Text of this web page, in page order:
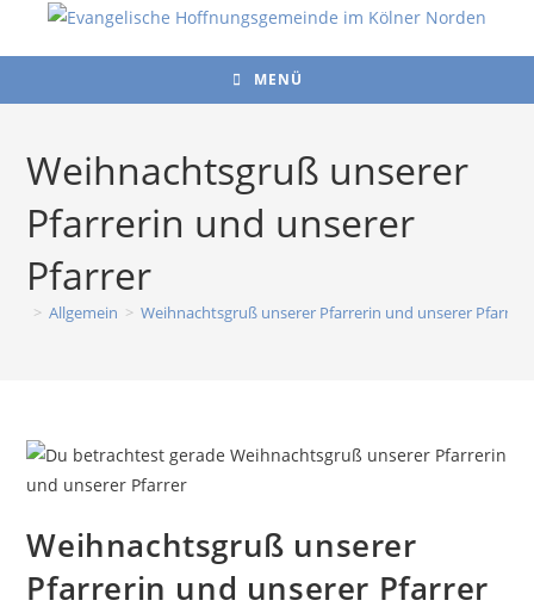
MENÜ
Weihnachtsgruß unserer
Pfarrerin und unserer
Pfarrer
> Allgemein > Weihnachtsgruß unserer Pfarrerin und unserer Pfarrer
Weihnachtsgruß unserer
Pfarrerin und unserer Pfarrer